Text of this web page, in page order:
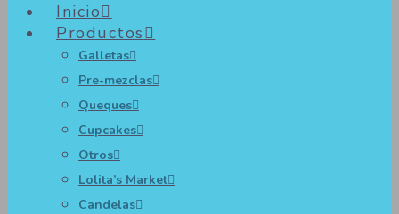
Inicio
Productos
Galletas
Pre-mezclas
Queques
Cupcakes
Otros
Lolita’s Market
Candelas